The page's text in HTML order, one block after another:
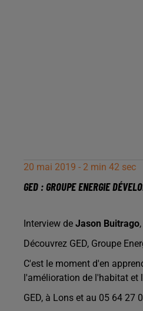
20 mai 2019 - 2 min 42 sec
GED : GROUPE ENERGIE
Interview de Jason Buitrago
Découvrez GED, Groupe
C'est le moment d'en
l'amélioration de l'habitat et
GED, à Lons et au 05 64 27